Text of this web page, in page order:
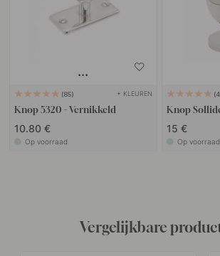
85 + KLEUREN
Knop 5320 - Vernikkeld
10.80 €
Op voorraad
Knop
15 €
Op voorraad
Vergelijkbare